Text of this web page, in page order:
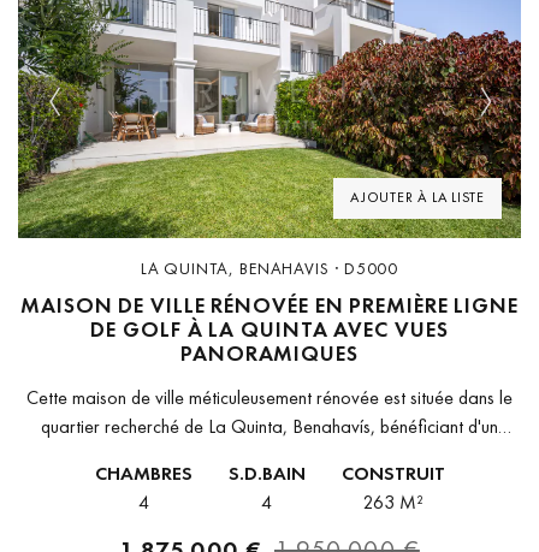
AJOUTER À LA LISTE
Previous Next
LA QUINTA, BENAHAVIS · D5000
MAISON DE VILLE RÉNOVÉE EN PREMIÈRE LIGNE
DE GOLF À LA QUINTA AVEC VUES
PANORAMIQUES
Cette maison de ville méticuleusement rénovée est située dans le
quartier recherché de La Quinta, Benahavís, bénéficiant d'un
Quinta....
CHAMBRES
4
S.D.BAIN
4
CONSTRUIT
263 M²